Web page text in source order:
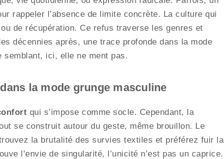
rappeler l’absence de limite concrète. La culture qui
ou de récupération. Ce refus traverse les genres et
décennies après, une trace profonde dans la mode
semblant, ici, elle ne ment pas.
la mode grunge masculine
qui s’impose comme socle. Cependant, la
se construit autour du geste, même brouillon. Le
la brutalité des survies textiles et préférez fuir la
l’envie de singularité, l’unicité n’est pas un caprice.